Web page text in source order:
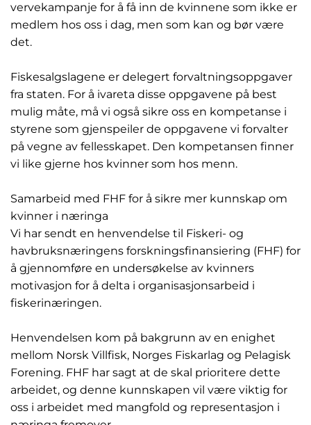
vervekampanje for å få inn de kvinnene som ikke er
medlem hos oss i dag, men som kan og bør være
det.
Fiskesalgslagene er delegert forvaltningsoppgaver
fra staten. For å ivareta disse oppgavene på best
mulig måte, må vi også sikre oss en kompetanse i
styrene som gjenspeiler de oppgavene vi forvalter
på vegne av fellesskapet. Den kompetansen finner
vi like gjerne hos kvinner som hos menn.
Samarbeid med FHF for å sikre mer kunnskap om
kvinner i næringa
Vi har sendt en henvendelse til Fiskeri- og
havbruksnæringens forskningsfinansiering (FHF) for
å gjennomføre en undersøkelse av kvinners
motivasjon for å delta i organisasjonsarbeid i
fiskerinæringen.
Henvendelsen kom på bakgrunn av en enighet
mellom Norsk Villfisk, Norges Fiskarlag og Pelagisk
Forening. FHF har sagt at de skal prioritere dette
arbeidet, og denne kunnskapen vil være viktig for
oss i arbeidet med mangfold og representasjon i